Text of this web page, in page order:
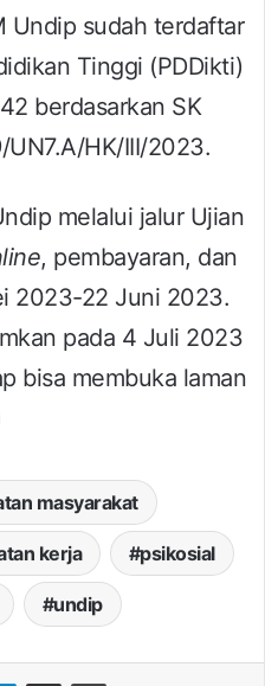
Undip sudah terdaftar
Tinggi (PDDikti)
berdasarkan SK
HK/III/2023.
melalui jalur Ujian
, pembayaran, dan
2023-22 Juni 2023.
pada 4 Juli 2023
bisa membuka laman
masyarakat
kerja psikosial
undip